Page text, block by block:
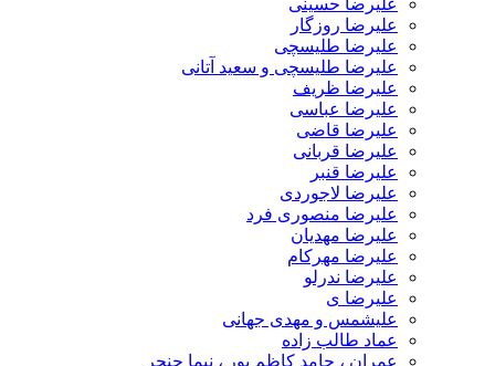
علیرضا حسینی
علیرضا روزگار
علیرضا طلیسچی
علیرضا طلیسچی و سعید آتانی
علیرضا ظریف
علیرضا عباسی
علیرضا قاضی
علیرضا قربانی
علیرضا قنبر
علیرضا لاجوردی
علیرضا منصوری فرد
علیرضا مهدیان
علیرضا مهرکام
علیرضا ندرلو
علیرضا ی
علیشمس و مهدی جهانی
عماد طالب زاده
عمران ، حامد کاظم پور ، نیما حنجر